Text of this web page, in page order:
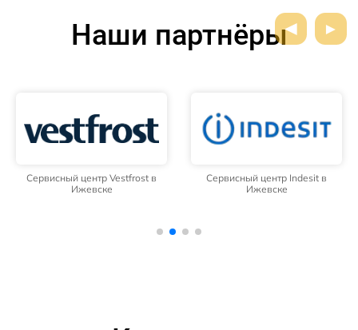
Наши партнёры
Сервисный центр Vestfrost в
Ижевске
Сервисный центр Indesit в
Ижевске